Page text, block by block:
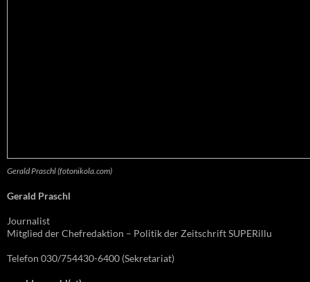
Gerald Praschl (fotonikola.com)
Gerald Praschl
Journalist
Mitglied der Chefredaktion – Politik der Zeitschrift SUPERillu
Telefon 030/754430-6400 (Sekretariat)